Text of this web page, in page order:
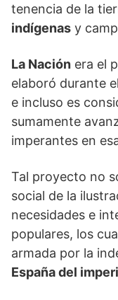
tenencia de la
indígenas y
La Nación era el
elaboró durante
e incluso es
sumamente
imperantes en
Tal proyecto no
social de la
necesidades e
populares, los
armada por la
España del